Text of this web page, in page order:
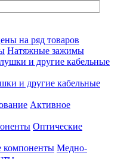
на ряд товаров
Натяжные зажимы
и другие кабельные
Активное
Оптические
Медно-